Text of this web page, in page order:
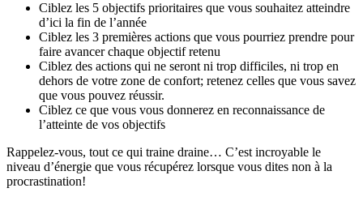
Ciblez les 5 objectifs prioritaires que vous souhaitez atteindre
d’ici la fin de l’année
Ciblez les 3 premières actions que vous pourriez prendre pour
faire avancer chaque objectif retenu
Ciblez des actions qui ne seront ni trop difficiles, ni trop en
dehors de votre zone de confort; retenez celles que vous savez
que vous pouvez réussir.
Ciblez ce que vous vous donnerez en reconnaissance de
l’atteinte de vos objectifs
Rappelez-vous, tout ce qui traine draine… C’est incroyable le
niveau d’énergie que vous récupérez lorsque vous dites non à la
procrastination!